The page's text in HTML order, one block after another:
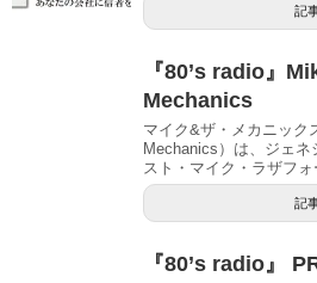
記
『80’s radio』
Mechanics
マイク&ザ・メカニック
Mechanics）は、ジェネ
スト・マイク・ラザフ
記
『80’s radio』